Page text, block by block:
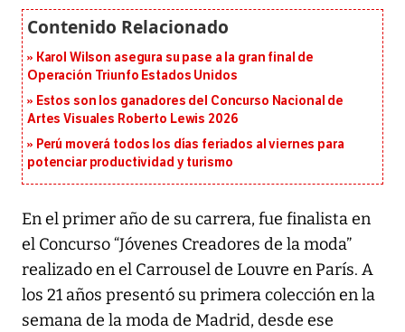
Karol Wilson asegura su pase a la gran final de
Operación Triunfo Estados Unidos
Estos son los ganadores del Concurso Nacional de
Artes Visuales Roberto Lewis 2026
Perú moverá todos los días feriados al viernes para
potenciar productividad y turismo
En el primer año de su carrera, fue finalista en
el Concurso “Jóvenes Creadores de la moda”
realizado en el Carrousel de Louvre en París. A
los 21 años presentó su primera colección en la
semana de la moda de Madrid, desde ese